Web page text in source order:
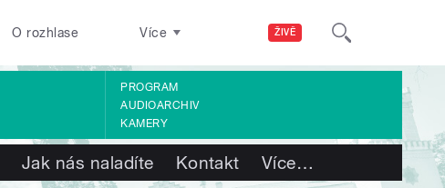
ŽIVĚ
O rozhlase Více
PROGRAM
AUDIOARCHIV
KAMERY
Jak nás naladíte Kontakt Více…